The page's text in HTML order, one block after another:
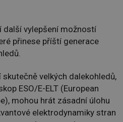
další vylepšení možností
přinese příští generace
velkých dalekohledů,
ESO/E-ELT (European
mohou hrát zásadní úlohu
elektrodynamiky stran